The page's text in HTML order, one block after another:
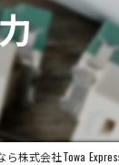
バー
験
者優遇
株式会社Towa